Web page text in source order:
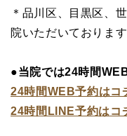
＊品川区、目黒区、
院いただいております
●当院では24時間
24時間WEB予約はコ
24時間LINE予約はコ